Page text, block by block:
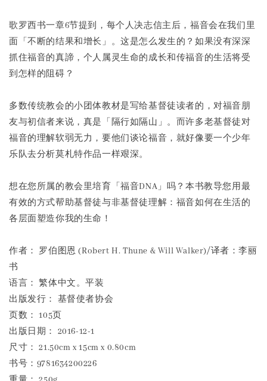
歌罗西书一章6节提到，每个人决志信主后，福音会在我们里
面「不断的结果和增长」。这是怎么发生的？如果没有深深
抓住福音的真諦，个人属灵生命的成长和传福音的生活将受
到怎样的阻碍？
多数传统教会的小团体教材是写给基督徒读者的，对福音朋
友与初信者来说，真是「隔行如隔山」。而许多老基督徒对
福音的理解软弱无力，要他们谈论福音，就好像要一个少年
乐队去分析莫札特作品一样艰深。
想在您所属的教会里培育「福音DNA」吗？本书教导您用最
有效的方式帮助基督徒与非基督徒理解：福音如何在生活的
各层面塑造你我的生命！
作者： 罗伯图恩 (Robert H. Thune & Will Walker)/译者：李丽
书
语言： 繁体中文。平装
出版发行： 基督使者协会
页数： 105页
出版日期： 2016-12-1
尺寸： 21.50cm x 15cm x 0.80cm
书号：9781634200226